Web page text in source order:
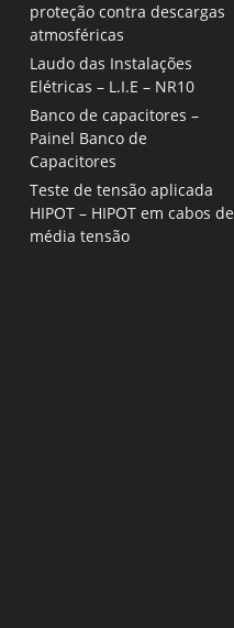
proteção contra descargas
atmosféricas
Laudo das Instalações
Elétricas – L.I.E – NR10
Banco de capacitores –
Painel Banco de
Capacitores
Teste de tensão aplicada
HIPOT – HIPOT em cabos de
média tensão